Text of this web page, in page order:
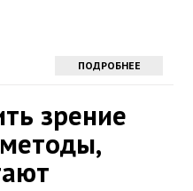
ПОДРОБНЕЕ
зрение